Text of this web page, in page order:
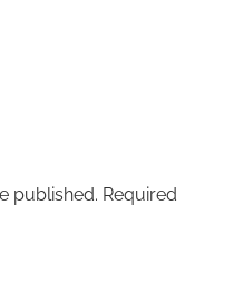
published. Required